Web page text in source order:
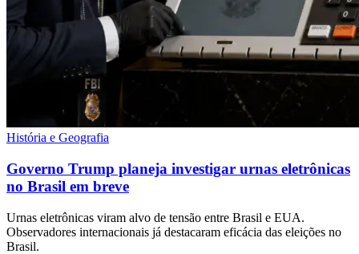
História e Geografia
Governo Trump planeja investigar urnas eletrônicas
no Brasil em breve
Urnas eletrônicas viram alvo de tensão entre Brasil e EUA.
Observadores internacionais já destacaram eficácia das eleições no
Brasil.